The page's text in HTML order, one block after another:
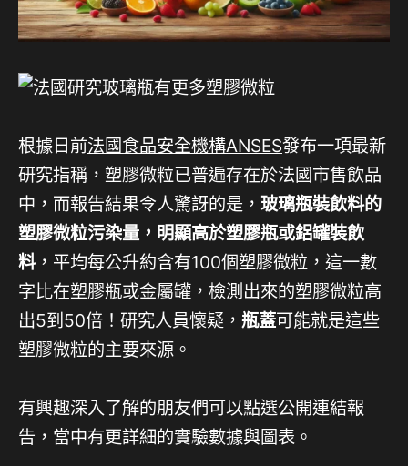
根據日前法國食品安全機構ANSES發布一項最新
研究指稱，塑膠微粒已普遍存在於法國市售飲品
中，而報告結果令人驚訝的是， 玻璃瓶裝飲料的
塑膠微粒污染量，明顯高於塑膠瓶或鋁罐裝飲
料，平均每公升約含有100個塑膠微粒，這一數
字比在塑膠瓶或金屬罐，檢測出來的塑膠微粒高
出5到50倍！研究人員懷疑， 瓶蓋可能就是這些
塑膠微粒的主要來源。
有興趣深入了解的朋友們可以點選公開連結報
告，當中有更詳細的實驗數據與圖表。